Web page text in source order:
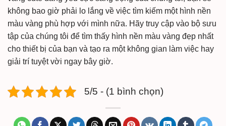
không bao giờ phải lo lắng về việc tìm kiếm một hình nền
màu vàng phù hợp với mình nữa. Hãy truy cập vào bộ sưu
tập của chúng tôi để tìm thấy hình nền màu vàng đẹp nhất
cho thiết bị của bạn và tạo ra một không gian làm việc hay
giải trí tuyệt vời ngay bây giờ.
5/5 - (1 bình chọn)